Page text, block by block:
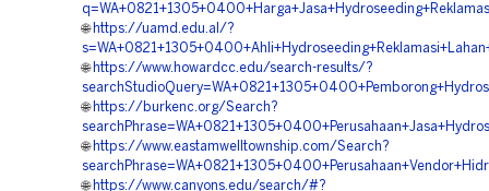
🌐 https://uamd.edu.al/?
🌐 https://www.howardcc.edu/search-results/?
🌐 https://burkenc.org/Search?
🌐 https://www.eastamwelltownship.com/Search?
🌐 https://www.canyons.edu/search/#?